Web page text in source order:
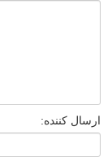
ارسال کننده: